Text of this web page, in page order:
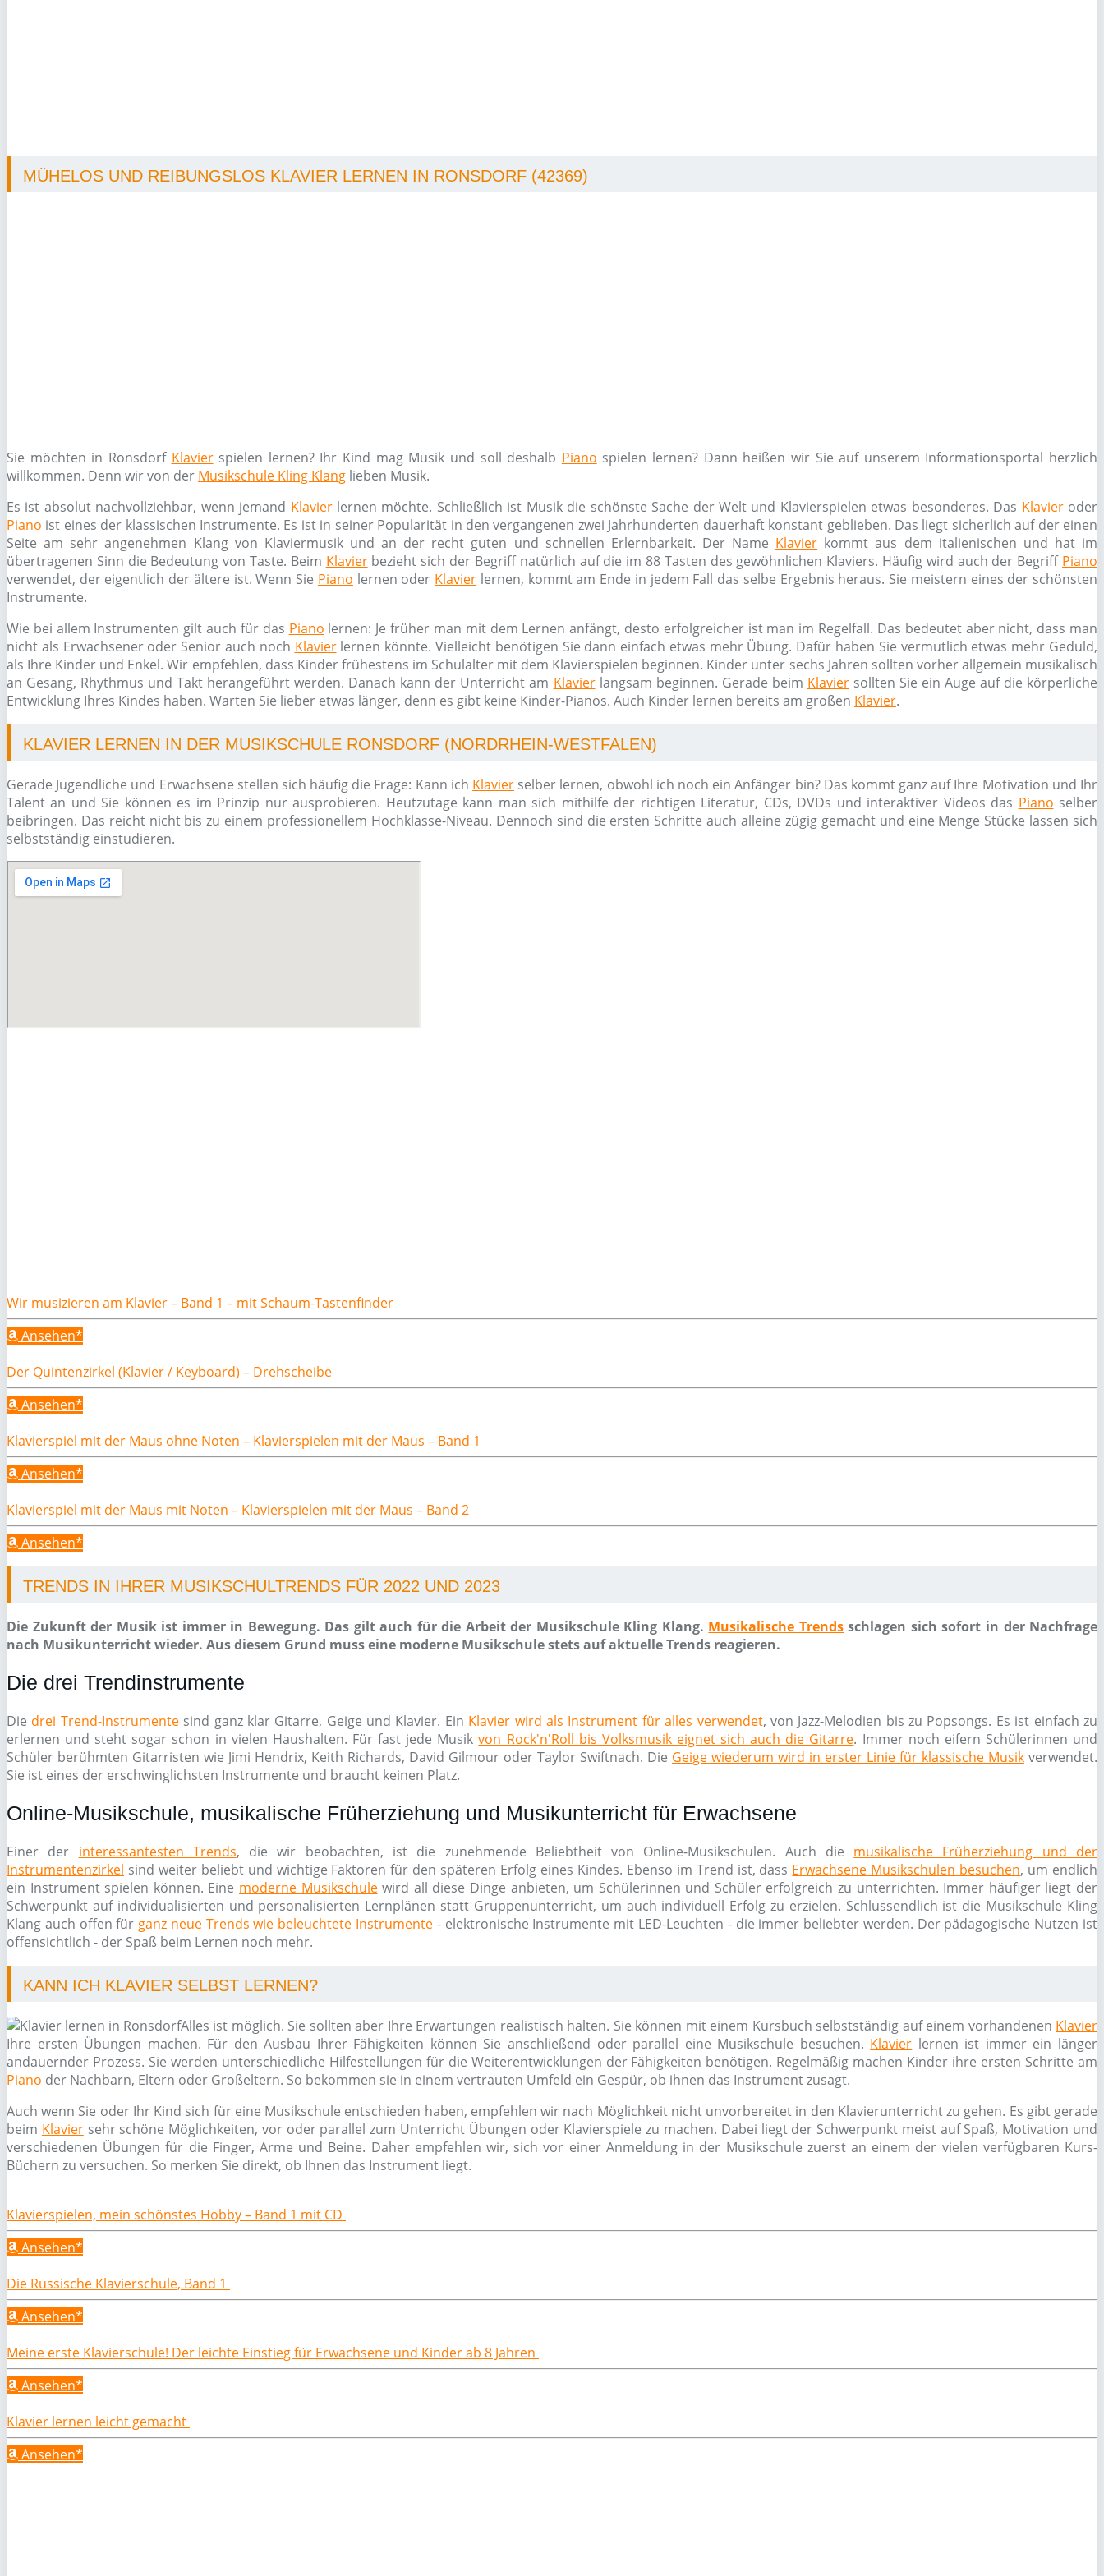
MÜHELOS UND REIBUNGSLOS KLAVIER LERNEN IN RONSDORF (42369)
Sie möchten in Ronsdorf Klavierspielen lernen? Ihr Kind mag Musik und soll deshalb Piano spielen lernen? Dann heißen wir Sie auf unserem Informationsportal herzlich
willkommen. Denn wir von der Musikschule Kling Klang lieben Musik.
Es ist absolut nachvollziehbar, wenn jemand Klavierlernen möchte. Schließlich ist Musik die schönste Sache der Welt und Klavierspielen etwas besonderes. Das Klavieroder
Piano ist eines der klassischen Instrumente. Es ist in seiner Popularität in den vergangenen zwei Jahrhunderten dauerhaft konstant geblieben. Das liegt sicherlich auf der einen
Seite am sehr angenehmen Klang von Klaviermusik und an der recht guten und schnellen Erlernbarkeit. Der Name Klavier kommt aus dem italienischen und hat im
übertragenen Sinn die Bedeutung von Taste. Beim Klavierbezieht sich der Begriff natürlich auf die im 88 Tasten des gewöhnlichen Klaviers. Häufig wird auch der Begriff Piano
verwendet, der eigentlich der ältere ist. Wenn Sie Piano lernen oder Klavier lernen, kommt am Ende in jedem Fall das selbe Ergebnis heraus. Sie meistern eines der schönsten
Instrumente.
Wie bei allem Instrumenten gilt auch für das Piano lernen: Je früher man mit dem Lernen anfängt, desto erfolgreicher ist man im Regelfall. Das bedeutet aber nicht, dass man
nicht als Erwachsener oder Senior auch noch Klavierlernen könnte. Vielleicht benötigen Sie dann einfach etwas mehr Übung. Dafür haben Sie vermutlich etwas mehr Geduld,
als Ihre Kinder und Enkel. Wir empfehlen, dass Kinder frühestens im Schulalter mit dem Klavierspielen beginnen. Kinder unter sechs Jahren sollten vorher allgemein musikalisch
an Gesang, Rhythmus und Takt herangeführt werden. Danach kann der Unterricht am Klavierlangsam beginnen. Gerade beim Klaviersollten Sie ein Auge auf die körperliche
Entwicklung Ihres Kindes haben. Warten Sie lieber etwas länger, denn es gibt keine Kinder-Pianos. Auch Kinder lernen bereits am großen Klavier.
KLAVIER LERNEN IN DER MUSIKSCHULE RONSDORF (NORDRHEIN-WESTFALEN)
Gerade Jugendliche und Erwachsene stellen sich häufig die Frage: Kann ich Klavier selber lernen, obwohl ich noch ein Anfänger bin? Das kommt ganz auf Ihre Motivation und Ihr
Talent an und Sie können es im Prinzip nur ausprobieren. Heutzutage kann man sich mithilfe der richtigen Literatur, CDs, DVDs und interaktiver Videos das Piano selber
beibringen. Das reicht nicht bis zu einem professionellem Hochklasse-Niveau. Dennoch sind die ersten Schritte auch alleine zügig gemacht und eine Menge Stücke lassen sich
selbstständig einstudieren.
Wir musizieren am Klavier – Band 1 – mit Schaum-Tastenfinder
Ansehen*
Der Quintenzirkel (Klavier / Keyboard) – Drehscheibe
Ansehen*
Klavierspiel mit der Maus ohne Noten – Klavierspielen mit der Maus – Band 1
Ansehen*
Klavierspiel mit der Maus mit Noten – Klavierspielen mit der Maus – Band 2
Ansehen*
TRENDS IN IHRER MUSIKSCHULTRENDS FÜR 2022 UND 2023
Die Zukunft der Musik ist immer in Bewegung. Das gilt auch für die Arbeit der Musikschule Kling Klang. Musikalische Trendsschlagen sich sofort in der Nachfrage
nach Musikunterricht wieder. Aus diesem Grund muss eine moderne Musikschule stets auf aktuelle Trends reagieren.
Die drei Trendinstrumente
Die drei Trend-Instrumentesind ganz klar Gitarre, Geige und Klavier. Ein Klavier wird als Instrument für alles verwendet, von Jazz-Melodien bis zu Popsongs. Es ist einfach zu
erlernen und steht sogar schon in vielen Haushalten. Für fast jede Musikvon Rock'n'Roll bis Volksmusik eignet sich auch die Gitarre. Immer noch eifern Schülerinnen und
Schüler berühmten Gitarristen wie Jimi Hendrix, Keith Richards, David Gilmour oder Taylor Swiftnach. Die Geige wiederum wird in erster Linie für klassische Musik verwendet.
Sie ist eines der erschwinglichsten Instrumente und braucht keinen Platz.
Online-Musikschule, musikalische Früherziehung und Musikunterricht für Erwachsene
Einer der interessantesten Trends, die wir beobachten, ist die zunehmende Beliebtheit von Online-Musikschulen. Auch die musikalische Früherziehung und der
Instrumentenzirkel sind weiter beliebt und wichtige Faktoren für den späteren Erfolg eines Kindes. Ebenso im Trend ist, dass Erwachsene Musikschulen besuchen, um endlich
ein Instrument spielen können. Eine moderne Musikschulewird all diese Dinge anbieten, um Schülerinnen und Schüler erfolgreich zu unterrichten. Immer häufiger liegt der
Schwerpunkt auf individualisierten und personalisierten Lernplänen statt Gruppenunterricht, um auch individuell Erfolg zu erzielen. Schlussendlich ist die Musikschule Kling
Klang auch offen für ganz neue Trends wie beleuchtete Instrumente - elektronische Instrumente mit LED-Leuchten - die immer beliebter werden. Der pädagogische Nutzen ist
offensichtlich - der Spaß beim Lernen noch mehr.
KANN ICH KLAVIER SELBST LERNEN?
Alles ist möglich. Sie sollten aber Ihre Erwartungen realistisch halten. Sie können mit einem Kursbuch selbstständig auf einem vorhandenen Klavier
Ihre ersten Übungen machen. Für den Ausbau Ihrer Fähigkeiten können Sie anschließend oder parallel eine Musikschule besuchen. Klavier lernen ist immer ein länger
andauernder Prozess. Sie werden unterschiedliche Hilfestellungen für die Weiterentwicklungen der Fähigkeiten benötigen. Regelmäßig machen Kinder ihre ersten Schritte am
Piano der Nachbarn, Eltern oder Großeltern. So bekommen sie in einem vertrauten Umfeld ein Gespür, ob ihnen das Instrument zusagt.
Auch wenn Sie oder Ihr Kind sich für eine Musikschule entschieden haben, empfehlen wir nach Möglichkeit nicht unvorbereitet in den Klavierunterricht zu gehen. Es gibt gerade
beim Klaviersehr schöne Möglichkeiten, vor oder parallel zum Unterricht Übungen oder Klavierspiele zu machen. Dabei liegt der Schwerpunkt meist auf Spaß, Motivation und
verschiedenen Übungen für die Finger, Arme und Beine. Daher empfehlen wir, sich vor einer Anmeldung in der Musikschule zuerst an einem der vielen verfügbaren Kurs-
Büchern zu versuchen. So merken Sie direkt, ob Ihnen das Instrument liegt.
Klavierspielen, mein schönstes Hobby – Band 1 mit CD
Ansehen*
Die Russische Klavierschule, Band 1
Ansehen*
Meine erste Klavierschule! Der leichte Einstieg für Erwachsene und Kinder ab 8 Jahren
Ansehen*
Klavier lernen leicht gemacht
Ansehen*